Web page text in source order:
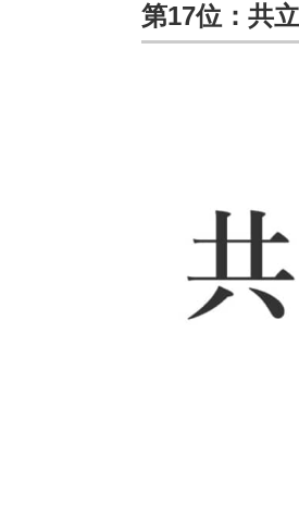
第17位：共